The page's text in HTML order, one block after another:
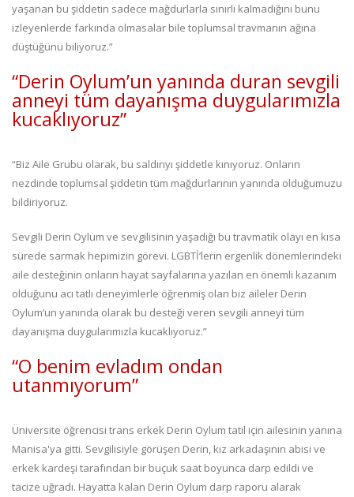
yaşanan bu şiddetin sadece mağdurlarla sınırlı kalmadığını bunu
izleyenlerde farkında olmasalar bile toplumsal travmanın ağına
düştüğünü biliyoruz.”
“Derin Oylum’un yanında duran sevgili
anneyi tüm dayanışma duygularımızla
kucaklıyoruz”
“Biz Aile Grubu olarak, bu saldırıyı şiddetle kınıyoruz. Onların
nezdinde toplumsal şiddetin tüm mağdurlarının yanında olduğumuzu
bildiriyoruz.
Sevgili Derin Oylum ve sevgilisinin yaşadığı bu travmatik olayı en kısa
sürede sarmak hepimizin görevi. LGBTİ’lerin ergenlik dönemlerindeki
aile desteğinin onların hayat sayfalarına yazılan en önemli kazanım
olduğunu acı tatlı deneyimlerle öğrenmiş olan biz aileler Derin
Oylum’un yanında olarak bu desteği veren sevgili anneyi tüm
dayanışma duygularımızla kucaklıyoruz.”
“O benim evladım ondan
utanmıyorum”
Üniversite öğrencisi trans erkek Derin Oylum tatil için ailesinin yanına
Manisa'ya gitti. Sevgilisiyle görüşen Derin, kız arkadaşının abisi ve
erkek kardeşi tarafından bir buçuk saat boyunca darp edildi ve
tacize uğradı. Hayatta kalan Derin Oylum darp raporu alarak